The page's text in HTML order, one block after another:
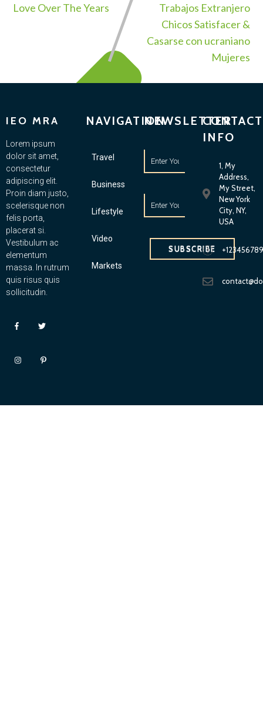
Love Over The Years
Trabajos Extranjero
Chicos Satisfacer &
Casarse con ucraniano
Mujeres
IEO MRA
Lorem ipsum
dolor sit amet,
consectetur
adipiscing elit.
Proin diam justo,
scelerisque non
felis porta,
placerat si.
Vestibulum ac
elementum
massa. In rutrum
quis risus quis
sollicitudin.
NAVIGATION
Travel
Business
Lifestyle
Video
Markets
NEWSLETTER
SUBSCRIBE
CONTACT
INFO
1, My
Address,
My Street,
New York
City, NY,
USA